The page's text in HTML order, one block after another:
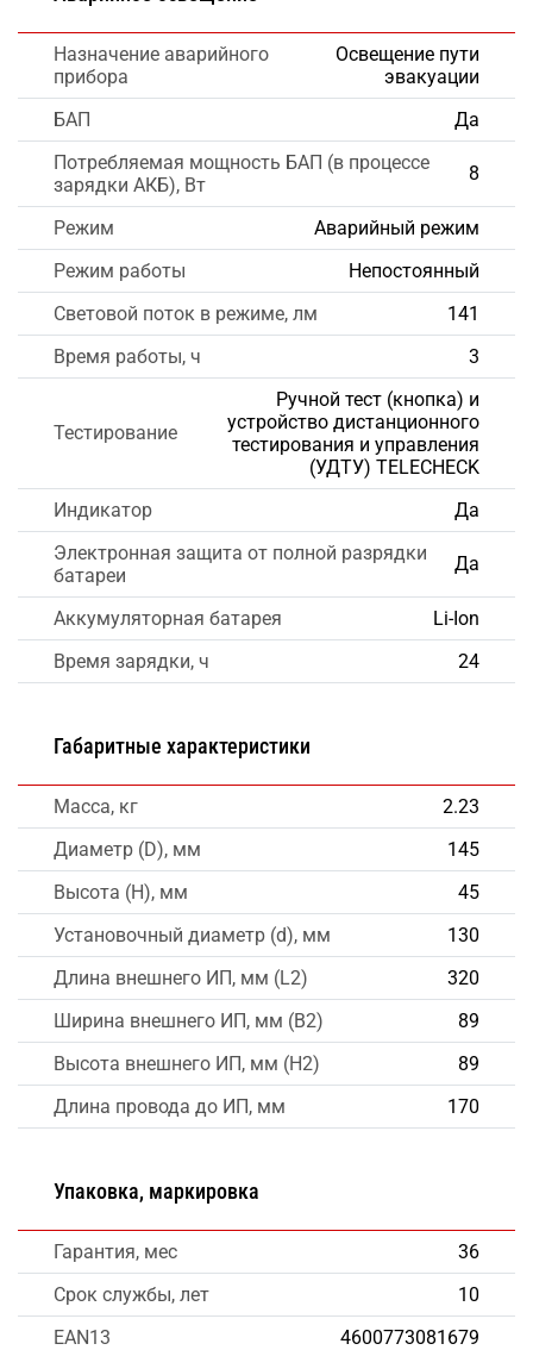
Назначение аварийного
прибора
Освещение пути
эвакуации
БАП
Да
Потребляемая мощность БАП (в процессе
зарядки АКБ), Вт
8
Режим
Аварийный режим
Режим работы
Непостоянный
Световой поток в режиме, лм
141
Время работы, ч
3
Тестирование
Ручной тест (кнопка) и
устройство дистанционного
тестирования и управления
(УДТУ) TELECHECK
Индикатор
Да
Электронная защита от полной разрядки
батареи
Да
Аккумуляторная батарея
Li-Ion
Время зарядки, ч
24
Габаритные характеристики
Масса, кг
2.23
Диаметр (D), мм
145
Высота (H), мм
45
Установочный диаметр (d), мм
130
Длина внешнего ИП, мм (L2)
320
Ширина внешнего ИП, мм (B2)
89
Высота внешнего ИП, мм (H2)
89
Длина провода до ИП, мм
170
Упаковка, маркировка
Гарантия, мес
36
Срок службы, лет
10
EAN13
4600773081679